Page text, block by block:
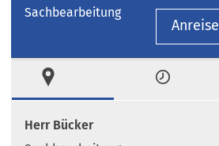
Sachbearbeitung
Anreise
Zeiten
Herr Bücker